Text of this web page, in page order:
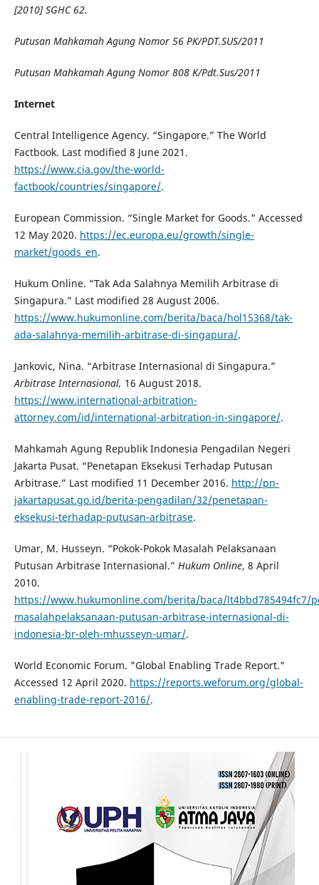
[2010] SGHC 62.
Putusan Mahkamah Agung Nomor 56 PK/PDT.SUS/2011
Putusan Mahkamah Agung Nomor 808 K/Pdt.Sus/2011
Internet
Central Intelligence Agency. “Singapore.” The World
Factbook. Last modified 8 June 2021.
https://www.cia.gov/the-world-
factbook/countries/singapore/.
European Commission. “Single Market for Goods." Accessed
12 May 2020. https://ec.europa.eu/growth/single-
market/goods_en.
Hukum Online. “Tak Ada Salahnya Memilih Arbitrase di
Singapura.” Last modified 28 August 2006.
https://www.hukumonline.com/berita/baca/hol15368/tak-
ada-salahnya-memilih-arbitrase-di-singapura/.
Jankovic, Nina. “Arbitrase Internasional di Singapura.”
Arbitrase Internasional, 16 August 2018.
https://www.international-arbitration-
attorney.com/id/international-arbitration-in-singapore/.
Mahkamah Agung Republik Indonesia Pengadilan Negeri
Jakarta Pusat. “Penetapan Eksekusi Terhadap Putusan
Arbitrase.” Last modified 11 December 2016. http://pn-
jakartapusat.go.id/berita-pengadilan/32/penetapan-
eksekusi-terhadap-putusan-arbitrase.
Umar, M. Husseyn. “Pokok-Pokok Masalah Pelaksanaan
Putusan Arbitrase Internasional.” Hukum Online, 8 April
2010.
https://www.hukumonline.com/berita/baca/lt4bbd785494fc7/
masalahpelaksanaan-putusan-arbitrase-internasional-di-
indonesia-br-oleh-mhusseyn-umar/.
World Economic Forum. "Global Enabling Trade Report."
Accessed 12 April 2020. https://reports.weforum.org/global-
enabling-trade-report-2016/.